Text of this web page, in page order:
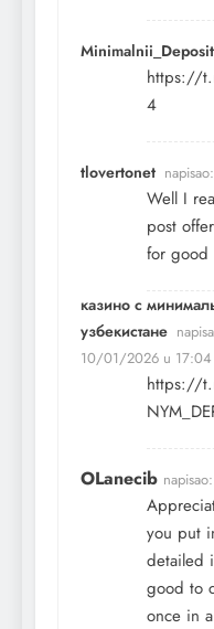
Minimalnii_Deposit
https://
4
tlovertonet napisao:
Well I
post
for good
казино с
узбекистане
10/01/2026 u 17:04
https://
OLanecib napisao:
you put
detailed
good to
once in